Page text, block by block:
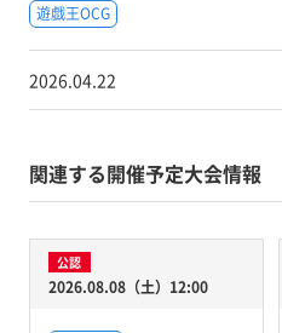
遊戯王OCG
2026.04.22
関連する開催予定大会情報
公認
2026.08.08（土）12:00